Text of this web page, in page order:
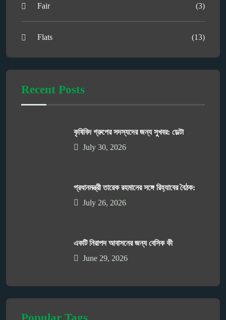
Fair (3)
Flats (13)
Recent Posts
কৃষিবিদ গ্রুপের সদস্যদের জন্য সুখবর: ডেল্টা
July 30, 2026
প্রধানমন্ত্রী তারেক রহমানের সঙ্গে রিহ্যাবের বৈঠক:
July 26, 2026
একটি নিরাপদ আবাসনের জন্য বেসিক কী
June 29, 2026